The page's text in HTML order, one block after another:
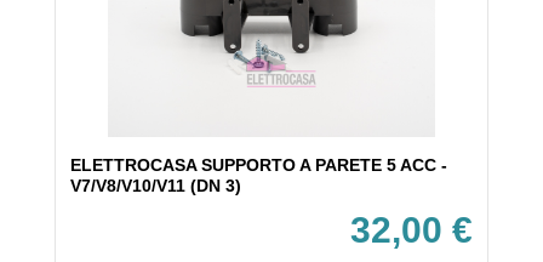
ELETTROCASA SUPPORTO A PARETE 5 ACC -
V7/V8/V10/V11 (DN 3)
32,00 €